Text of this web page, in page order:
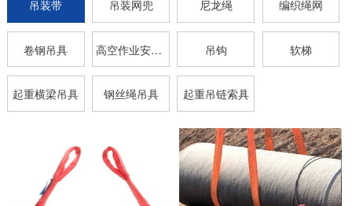
吊装带 吊装网兜 尼龙绳 编织绳网
卷钢吊具 高空作业安全带 吊钩 软梯
起重横梁吊具 钢丝绳吊具 起重吊链索具